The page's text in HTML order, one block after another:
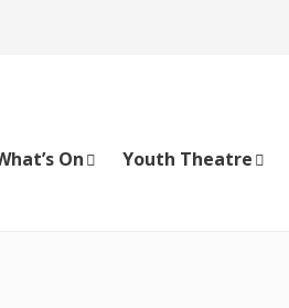
On Youth Theatre